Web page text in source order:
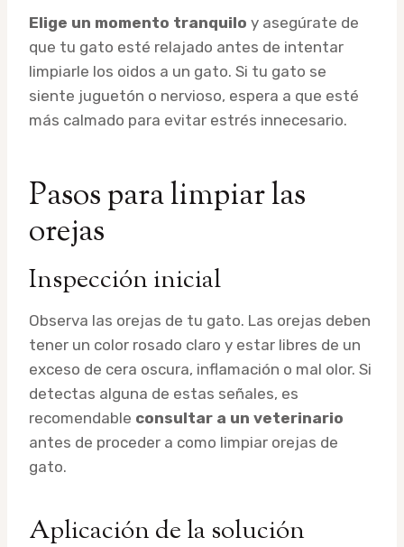
Elige un momento tranquilo y asegúrate de
que tu gato esté relajado antes de intentar
limpiarle los oidos a un gato. Si tu gato se
siente juguetón o nervioso, espera a que esté
más calmado para evitar estrés innecesario.
Pasos para limpiar las
orejas
Inspección inicial
Observa las orejas de tu gato. Las orejas deben
tener un color rosado claro y estar libres de un
exceso de cera oscura, inflamación o mal olor. Si
detectas alguna de estas señales, es
recomendable consultar a un veterinario
antes de proceder a como limpiar orejas de
gato.
Aplicación de la solución